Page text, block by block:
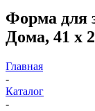
Форма для
Дома, 41 x
Главная
-
Каталог
-